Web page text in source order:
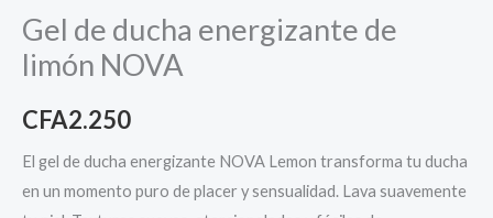
Gel de ducha energizante de
limón NOVA
CFA2.250
El gel de ducha energizante NOVA Lemon transforma tu ducha
en un momento puro de placer y sensualidad. Lava suavemente